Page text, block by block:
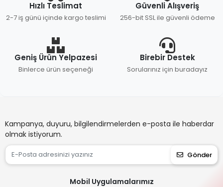
Hızlı Teslimat
2-7 iş günü içinde kargo teslimi
Güvenli Alışveriş
256-bit SSL ile güvenli ödeme
Geniş Ürün Yelpazesi
Binlerce ürün seçeneği
Birebir Destek
Sorularınız için buradayız
Kampanya, duyuru, bilgilendirmelerden e-posta ile haberdar
olmak istiyorum.
Gönder
Mobil Uygulamalarımız